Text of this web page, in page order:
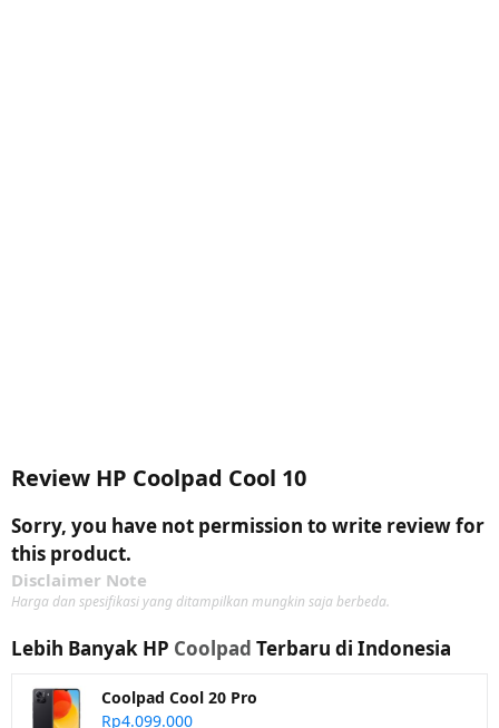
Review HP Coolpad Cool 10
Sorry, you have not permission to write review for
this product.
Disclaimer Note
Harga dan spesifikasi yang ditampilkan mungkin saja berbeda.
Lebih Banyak HP Coolpad Terbaru di Indonesia
Coolpad Cool 20 Pro
Rp4.099.000